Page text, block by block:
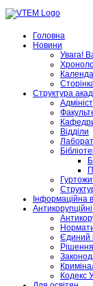
Головна
Новини
Увага!
Структура
Відділи
Інформаційна
Єдиний
Кодекс